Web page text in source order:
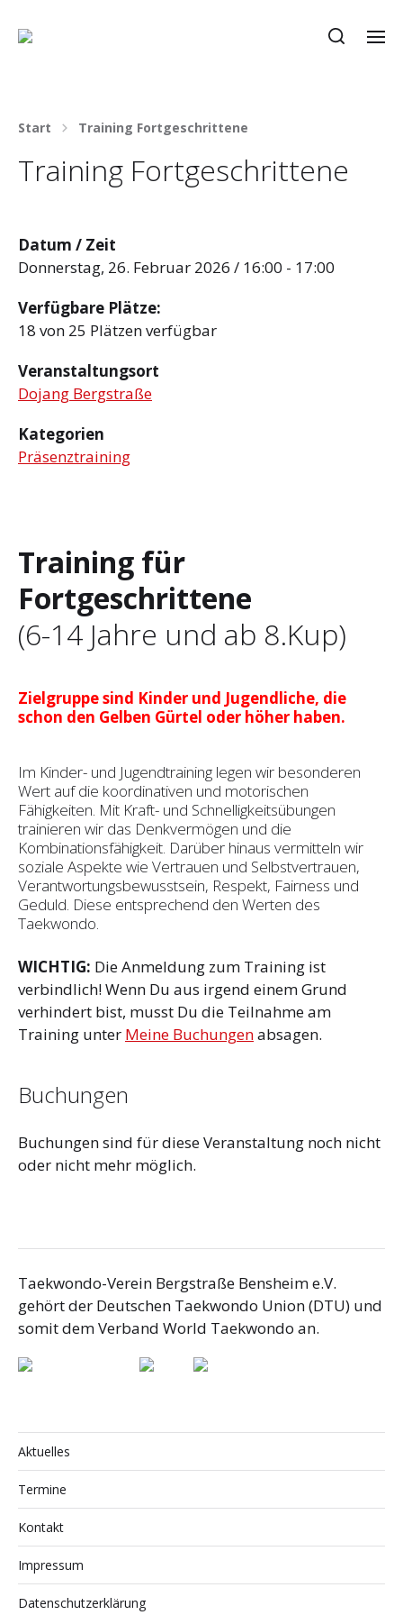
Start Training Fortgeschrittene
Training Fortgeschrittene
Datum / Zeit
Donnerstag, 26. Februar 2026 / 16:00 - 17:00
Verfügbare Plätze:
18 von 25 Plätzen verfügbar
Veranstaltungsort
Dojang Bergstraße
Kategorien
Präsenztraining
Training für
Fortgeschrittene
(6-14 Jahre und ab 8.Kup)
Zielgruppe sind Kinder und Jugendliche, die
schon den Gelben Gürtel oder höher haben.
Im Kinder- und Jugendtraining legen wir besonderen
Wert auf die koordinativen und motorischen
Fähigkeiten. Mit Kraft- und Schnelligkeitsübungen
trainieren wir das Denkvermögen und die
Kombinationsfähigkeit. Darüber hinaus vermitteln wir
soziale Aspekte wie Vertrauen und Selbst­vertrauen,
Verantwortungsbewusstsein, Respekt, Fairness und
Geduld. Diese entsprechend den Werten des
Taekwondo.
WICHTIG: Die Anmeldung zum Training ist
verbindlich! Wenn Du aus irgend einem Grund
verhindert bist, musst Du die Teilnahme am
Training unter Meine Buchungenabsagen.
Buchungen
Buchungen sind für diese Veranstaltung noch nicht
oder nicht mehr möglich.
Taekwondo-Verein Bergstraße Bensheim e.V.
gehört der Deutschen Taekwondo Union (DTU) und
somit dem Verband World Taekwondo an.
Aktuelles
Termine
Kontakt
Impressum
Datenschutzerklärung